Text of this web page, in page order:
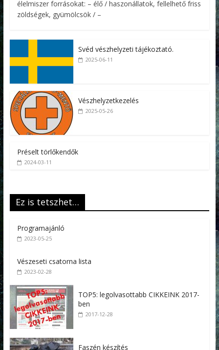
élelmiszer forrásokat: – élő / haszonállatok, fellelhető friss
zöldségek, gyümölcsök / –
Svéd vészhelyzeti tájékoztató.
2025-06-11
Vészhelyzetkezelés
2025-05-26
Préselt törlőkendők
2024-03-11
Ez is tetszhet…
Programajánló
2023-05-25
Vészeseti csatorna lista
2023-02-28
TOP5: legolvasottabb CIKKEINK 2017-
ben
2017-12-28
Faszén készítés